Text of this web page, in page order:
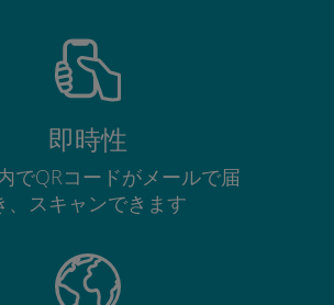
即時性
でQRコードがメールで届
、スキャンできます